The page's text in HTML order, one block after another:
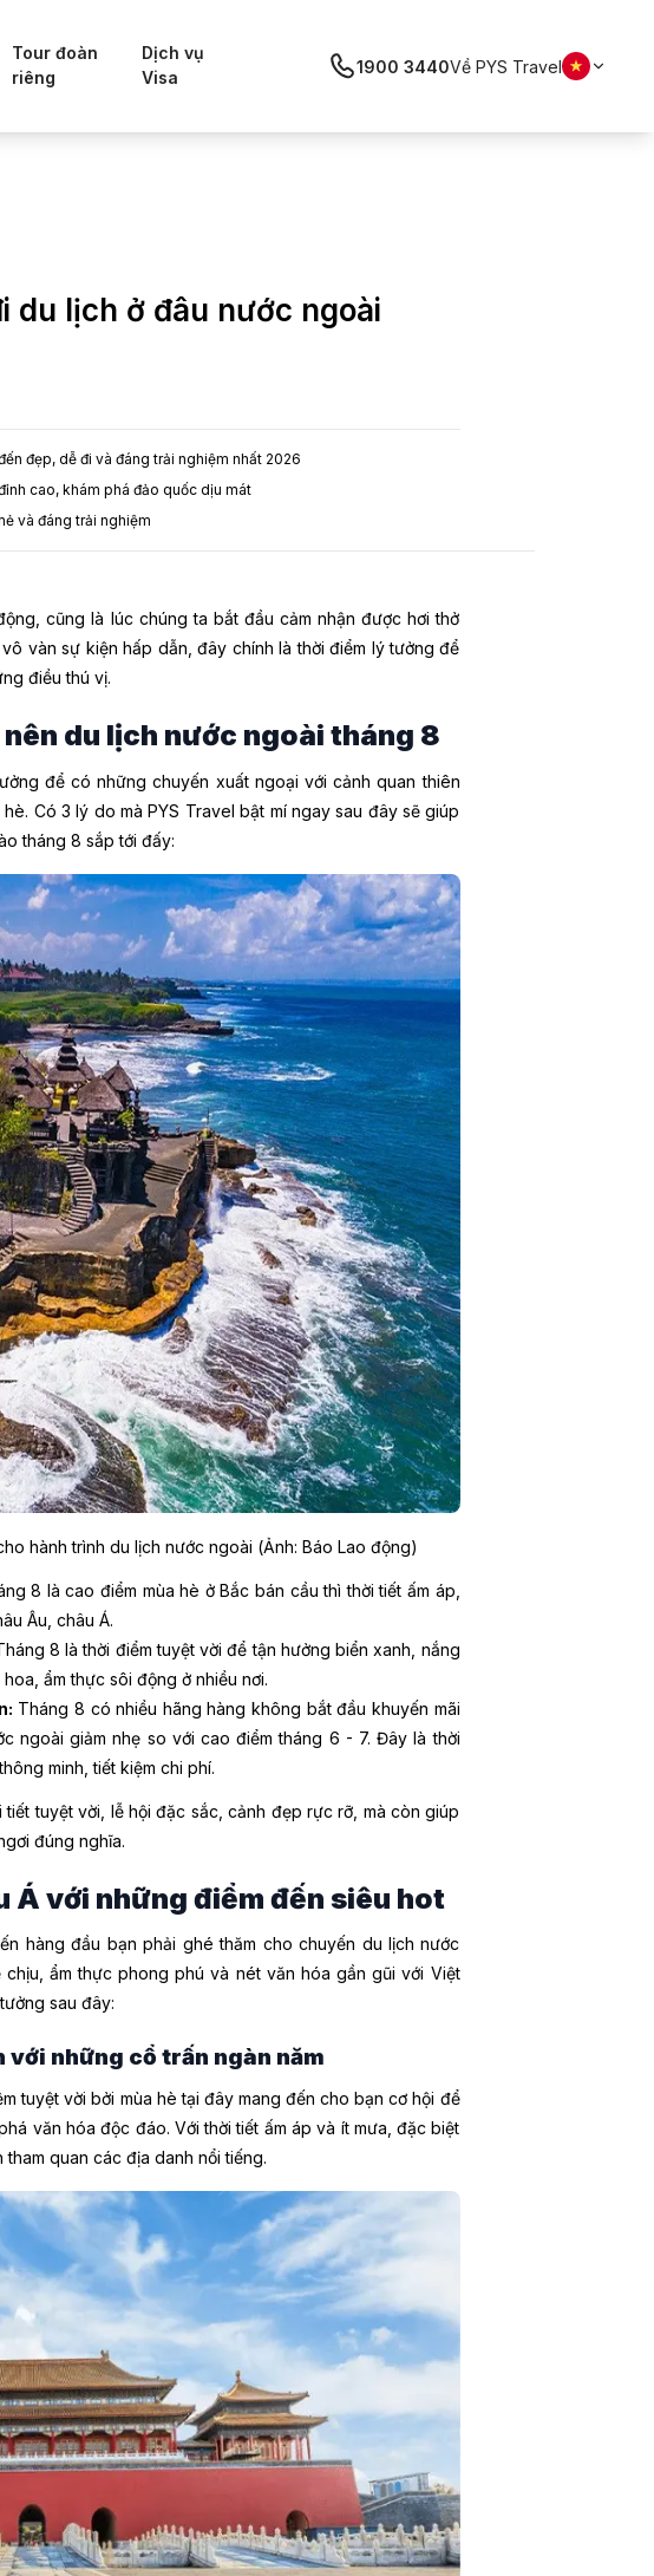
Tour đoàn
riêng
Dịch vụ
Visa
1900 3440Về PYS Travel
du lịch ở đâu nước ngoài
đẹp, dễ đi và đáng trải nghiệm nhất 2026
cao, khám phá đảo quốc dịu mát
và đáng trải nghiệm
cũng là lúc chúng ta bắt đầu cảm nhận được hơi thở
vàn sự kiện hấp dẫn, đây chính là thời điểm lý tưởng để
điều thú vị.
du lịch nước ngoài tháng 8
để có những chuyến xuất ngoại với cảnh quan thiên
Có 3 lý do mà PYS Travel bật mí ngay sau đây sẽ giúp
tháng 8 sắp tới đấy:
hành trình du lịch nước ngoài (Ảnh: Báo Lao động)
8 là cao điểm mùa hè ở Bắc bán cầu thì thời tiết ấm áp,
Âu, châu Á.
8 là thời điểm tuyệt vời để tận hưởng biển xanh, nắng
ẩm thực sôi động ở nhiều nơi.
Tháng 8 có nhiều hãng hàng không bắt đầu khuyến mãi
ngoài giảm nhẹ so với cao điểm tháng 6 - 7. Đây là thời
minh, tiết kiệm chi phí.
tuyệt vời, lễ hội đặc sắc, cảnh đẹp rực rỡ, mà còn giúp
đúng nghĩa.
Á với những điểm đến siêu hot
hàng đầu bạn phải ghé thăm cho chuyến du lịch nước
ẩm thực phong phú và nét văn hóa gần gũi với Việt
sau đây:
với những cổ trấn ngàn năm
tuyệt vời bởi mùa hè tại đây mang đến cho bạn cơ hội để
văn hóa độc đáo. Với thời tiết ấm áp và ít mưa, đặc biệt
quan các địa danh nổi tiếng.